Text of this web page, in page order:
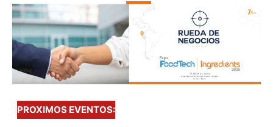
PROXIMOS EVENTOS: